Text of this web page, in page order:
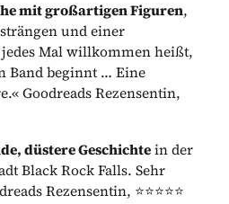
mit großartigen Figuren,
und einer
Mal willkommen heißt,
Band beginnt … Eine
Goodreads Rezensentin,
düstere Geschichtein der
Black Rock Falls. Sehr
Rezensentin, ⭐⭐⭐⭐⭐